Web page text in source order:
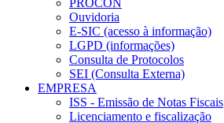
PROCON
Ouvidoria
E-SIC (acesso à informação)
LGPD (informações)
Consulta de Protocolos
SEI (Consulta Externa)
EMPRESA
ISS - Emissão de Notas Fiscais
Licenciamento e fiscalização